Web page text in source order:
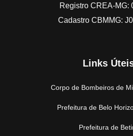
Registro CREA-MG:
Cadastro CBMMG:
Links
Corpo de Bombeiros de
Prefeitura de Belo
Prefeitura de